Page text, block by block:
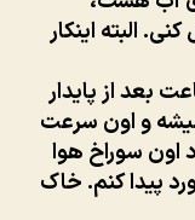
البته اینکار
بعد از پایدار
و اون سرعت
اون سوراخ هوا
پیدا کنم. خاک